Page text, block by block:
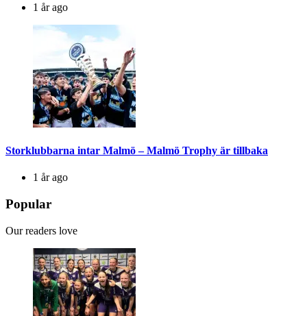
1 år ago
Storklubbarna intar Malmö – Malmö Trophy är tillbaka
1 år ago
Popular
Our readers love